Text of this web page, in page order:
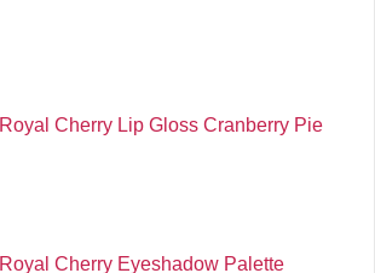
Royal Cherry Lip Gloss Cranberry Pie
Royal Cherry Eyeshadow Palette